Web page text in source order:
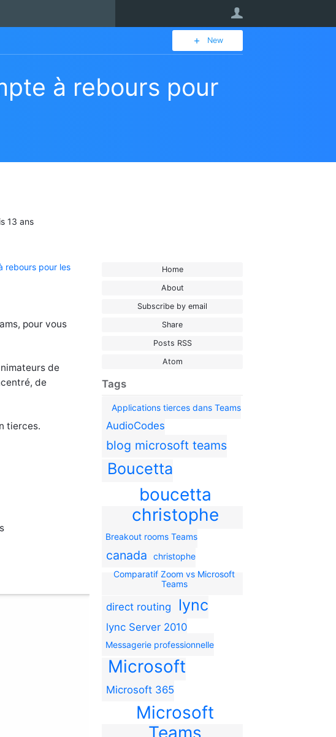
New
à rebours pour
13 ans
Home
About
Subscribe by email
Share
Posts RSS
Atom
Tags
Applications tierces dans Teams
AudioCodes
blog microsoft teams
Boucetta
boucetta
christophe
Breakout rooms Teams
canada
christophe
Comparatif Zoom vs Microsoft
Teams
direct routing lync
lync Server 2010
Messagerie professionnelle
Microsoft
Microsoft 365
Microsoft
Teams
rebours pour les
pour vous
de
de
tierces.